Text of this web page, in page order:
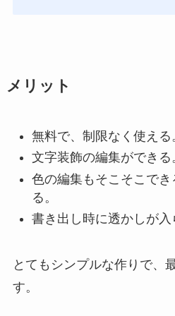
メリット
無料で、制限なく使える
文字装飾の編集ができる
色の編集もそこそこで
る。
書き出し時に透かしが入
とてもシンプルな作りで、
す。